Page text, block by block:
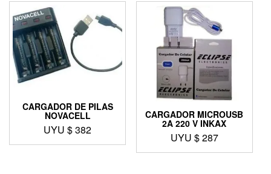
CARGADOR DE PILAS
NOVACELL
UYU $382
CARGADOR MICROUSB
2A 220 V INKAX
UYU $287